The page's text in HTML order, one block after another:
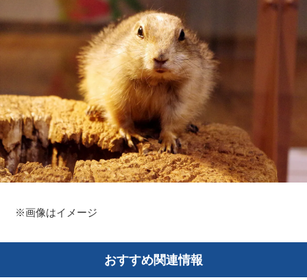
※画像はイメージ
おすすめ関連情報